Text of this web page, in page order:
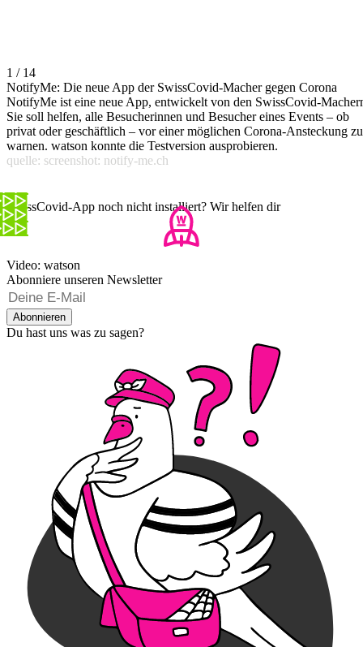
1 / 14
NotifyMe: Die neue App der SwissCovid-Macher gegen Corona
NotifyMe ist eine neue App, entwickelt von den SwissCovid-
Sie soll helfen, alle Besucherinnen und Besucher eines Events – ob
privat oder geschäftlich – vor einer möglichen Corona-Ansteckung zu
warnen. watson konnte die Testversion ausprobieren.
quelle: screenshot: notify-me.ch
SwissCovid-App noch nicht installiert? Wir helfen dir
Video: watson
Abonniere unseren Newsletter
Abonnieren
Du hast uns was zu sagen?